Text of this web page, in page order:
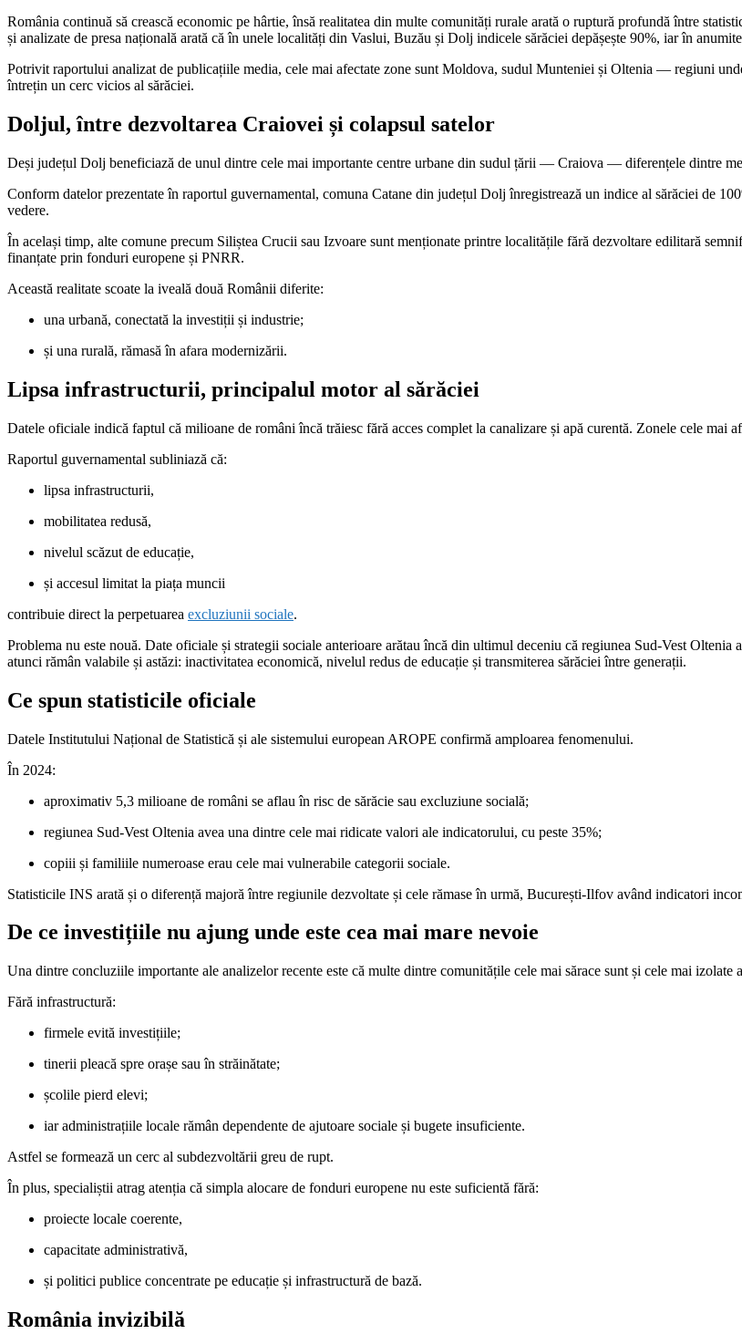
România continuă să crească economic pe hârtie, însă realitatea din multe comunități rurale arată o ruptură profundă între
și analizate de presa națională arată că în unele localități din Vaslui, Buzău și Dolj indicele sărăciei depășește 90%, iar în
Potrivit raportului analizat de publicațiile media, cele mai afectate zone sunt Moldova, sudul Munteniei și Oltenia — regiuni
întrețin un cerc vicios al sărăciei.
Doljul, între dezvoltarea Craiovei și colapsul satelor
Deși județul Dolj beneficiază de unul dintre cele mai importante centre urbane din sudul țării — Craiova — diferențele dintre
Conform datelor prezentate în raportul guvernamental, comuna Catane din județul Dolj înregistrează un indice al sărăciei de
vedere.
În același timp, alte comune precum Siliștea Crucii sau Izvoare sunt menționate printre localitățile fără dezvoltare edilitară
finanțate prin fonduri europene și PNRR.
Această realitate scoate la iveală două Românii diferite:
una urbană, conectată la investiții și industrie;
și una rurală, rămasă în afara modernizării.
Lipsa infrastructurii, principalul motor al sărăciei
Datele oficiale indică faptul că milioane de români încă trăiesc fără acces complet la canalizare și apă curentă. Zonele cele mai
Raportul guvernamental subliniază că:
lipsa infrastructurii,
mobilitatea redusă,
nivelul scăzut de educație,
și accesul limitat la piața muncii
contribuie direct la perpetuarea excluziunii sociale.
Problema nu este nouă. Date oficiale și strategii sociale anterioare arătau încă din ultimul deceniu că regiunea Sud-Vest
atunci rămân valabile și astăzi: inactivitatea economică, nivelul redus de educație și transmiterea sărăciei între generații.
Ce spun statisticile oficiale
Datele Institutului Național de Statistică și ale sistemului european AROPE confirmă amploarea fenomenului.
În 2024:
aproximativ 5,3 milioane de români se aflau în risc de sărăcie sau excluziune socială;
regiunea Sud-Vest Oltenia avea una dintre cele mai ridicate valori ale indicatorului, cu peste 35%;
copiii și familiile numeroase erau cele mai vulnerabile categorii sociale.
Statisticile INS arată și o diferență majoră între regiunile dezvoltate și cele rămase în urmă, București-Ilfov având indicatori
De ce investițiile nu ajung unde este cea mai mare nevoie
Una dintre concluziile importante ale analizelor recente este că multe dintre comunitățile cele mai sărace sunt și cele mai izolate
Fără infrastructură:
firmele evită investițiile;
tinerii pleacă spre orașe sau în străinătate;
școlile pierd elevi;
iar administrațiile locale rămân dependente de ajutoare sociale și bugete insuficiente.
Astfel se formează un cerc al subdezvoltării greu de rupt.
În plus, specialiștii atrag atenția că simpla alocare de fonduri europene nu este suficientă fără:
proiecte locale coerente,
capacitate administrativă,
și politici publice concentrate pe educație și infrastructură de bază.
România invizibilă